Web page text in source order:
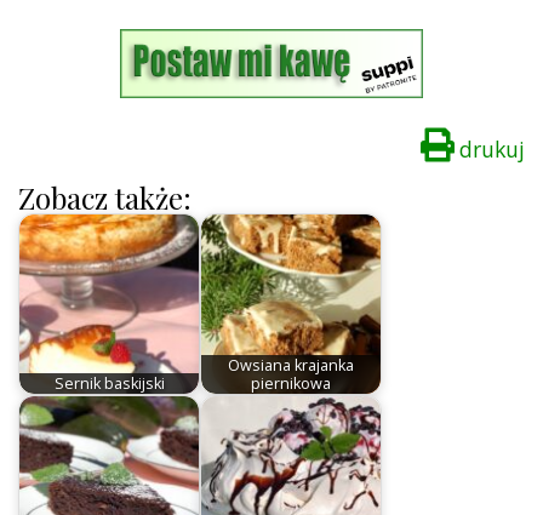
drukuj
Zobacz także:
Sernik baskijski
Owsiana krajanka
piernikowa